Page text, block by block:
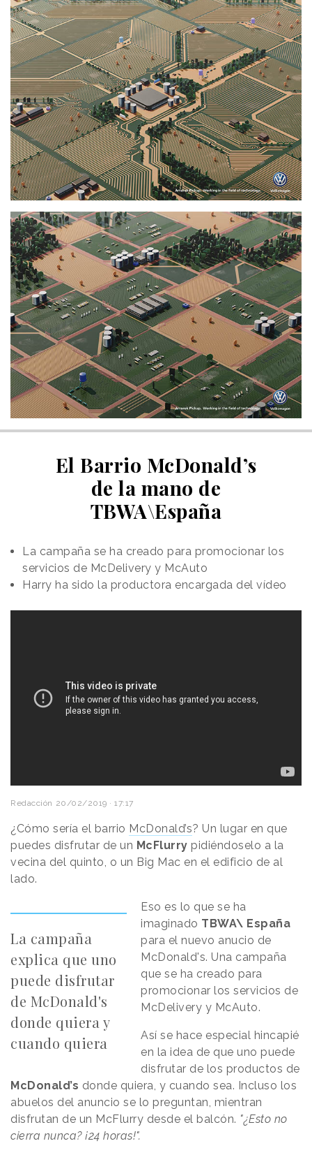
El Barrio McDonald’s
de la mano de
TBWA\España
La campaña se ha creado para promocionar los
servicios de McDelivery y McAuto
Harry ha sido la productora encargada del vídeo
Redacción 20/02/2019 · 17:17
¿Cómo sería el barrio McDonald’s? Un lugar en que
puedes disfrutar de un McFlurry pidiéndoselo a la
vecina del quinto, o un Big Mac en el edificio de al
lado.
La campaña
explica que uno
puede disfrutar
de McDonald's
donde quiera y
cuando quiera
Eso es lo que se ha
imaginado TBWA\ España
para el nuevo anucio de
McDonald's. Una campaña
que se ha creado para
promocionar los servicios de
McDelivery y McAuto.
Así se hace especial hincapié
en la idea de que uno puede
disfrutar de los productos de
McDonald’s donde quiera, y cuando sea. Incluso los
abuelos del anuncio se lo preguntan, mientran
disfrutan de un McFlurry desde el balcón. "¿Esto no
cierra nunca? ¡24 horas!".